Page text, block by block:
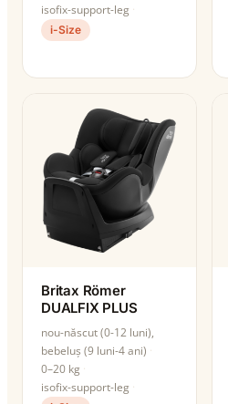
isofix-support-leg
i-Size
Britax Römer
DUALFIX PLUS
nou-născut (0-12 luni),
bebeluș (9 luni-4 ani)
0–20 kg
isofix-support-leg